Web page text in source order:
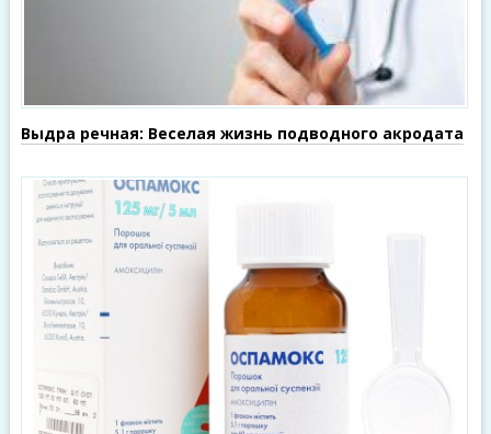
Выдра речная: Веселая жизнь подводного акродата